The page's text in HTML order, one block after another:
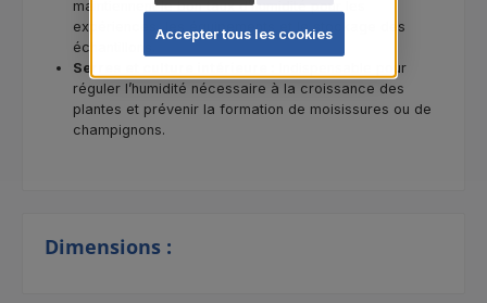
maintiennent le bon taux d’humidité pour les
expériences, les équipements et le stockage des
échantillons.
Serres et culture intérieure :
Indispensable pour
réguler l’humidité nécessaire à la croissance des
plantes et prévenir la formation de moisissures ou de
champignons.
Dimensions :
Accepter tous les cookies